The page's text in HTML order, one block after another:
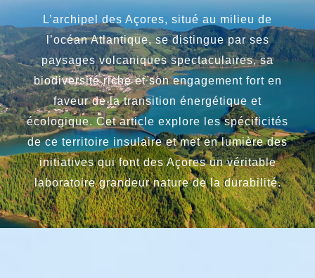
L’archipel des Açores, situé au milieu de
l’océan Atlantique, se distingue par ses
paysages volcaniques spectaculaires, sa
biodiversité riche et son engagement fort en
faveur de la transition énergétique et
écologique. Cet article explore les spécificités
de ce territoire insulaire et met en lumière des
initiatives qui font des Açores un véritable
laboratoire grandeur nature de la durabilité.